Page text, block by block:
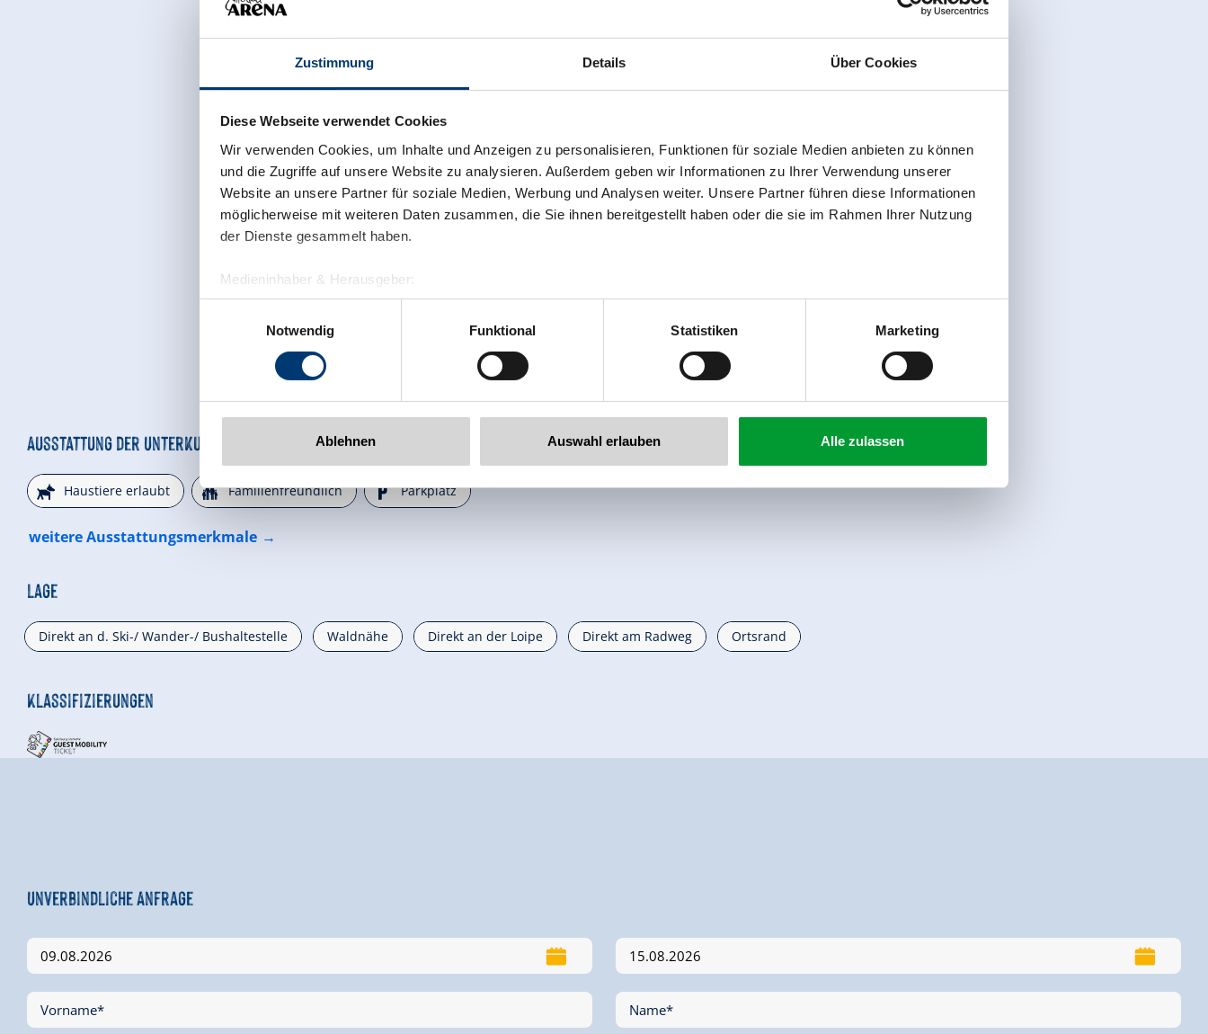
Zustimmung Details Über Cookies
Diese Webseite verwendet Cookies
Wir verwenden Cookies, um Inhalte und Anzeigen zu personalisieren, Funktionen für soziale Medien anbieten zu können
und die Zugriffe auf unsere Website zu analysieren. Außerdem geben wir Informationen zu Ihrer Verwendung unserer
Website an unsere Partner für soziale Medien, Werbung und Analysen weiter. Unsere Partner führen diese Informationen
möglicherweise mit weiteren Daten zusammen, die Sie ihnen bereitgestellt haben oder die sie im Rahmen Ihrer Nutzung
der Dienste gesammelt haben.
Medieninhaber & Herausgeber:
Zeller Bergbahnen Zillertal GmbH & Co KG
Rohr 23// A-6280 Zell am Ziller
www.zillertalarena.com
Notwendig
Funktional Statistiken Marketing
Ablehnen Auswahl erlauben Alle zulassen
Ausstattung der Unterkunft
🔮Haustiere erlaubt 🍺Familienfreundlich 🐈Parkplatz
weitere Ausstattungsmerkmale
Lage
Direkt an d. Ski-/ Wander-/ Bushaltestelle Waldnähe Direkt an der Loipe Direkt am Radweg Ortsrand
Klassifizierungen
Unverbindliche Anfrage
Vorname* Name*